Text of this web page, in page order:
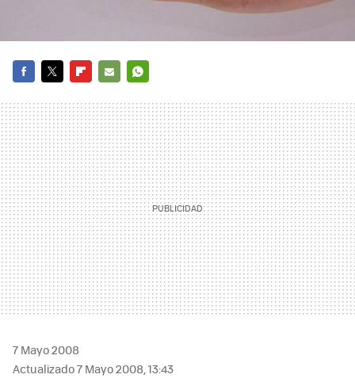
MAIL
7 Mayo 2008
Actualizado 7 Mayo 2008, 13:43